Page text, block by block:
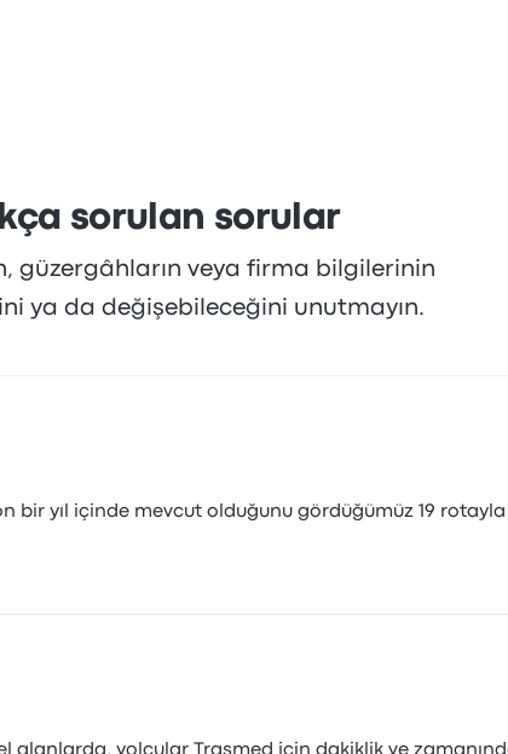
sorulan sorular
güzergâhların veya firma bilgilerinin
ya da değişebileceğini unutmayın.
bir yıl içinde mevcut olduğunu gördüğümüz 19
alanlarda, yolcular Trasmed için dakiklik ve